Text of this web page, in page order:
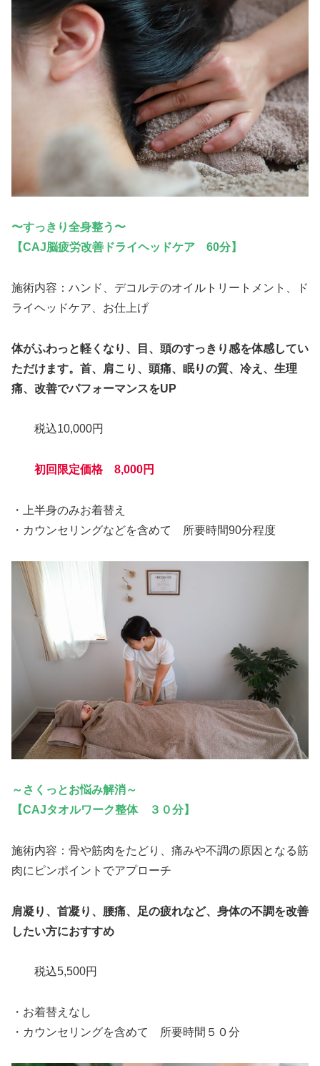
〜すっきり全身整う〜
【CAJ脳疲労改善ドライヘッドケア 60分】
施術内容：ハンド、デコルテのオイルトリートメント、ド
ライヘッドケア、お仕上げ
体がふわっと軽くなり、目、頭のすっきり感を体感してい
ただけます。首、肩こり、頭痛、眠りの質、冷え、生理
痛、改善でパフォーマンスをUP
税込10,000円
初回限定価格 8,000円
・上半身のみお着替え
・カウンセリングなどを含めて 所要時間90分程度
～さくっとお悩み解消～
【CAJタオルワーク整体 ３０分】
施術内容：骨や筋肉をたどり、痛みや不調の原因となる筋
肉にピンポイントでアプローチ
肩凝り、首凝り、腰痛、足の疲れなど、身体の不調を改善
したい方におすすめ
税込5,500円
・お着替えなし
・カウンセリングを含めて 所要時間５０分